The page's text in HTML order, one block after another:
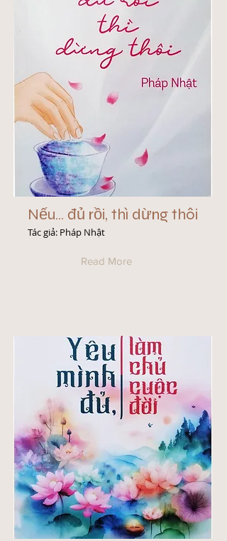
Nếu... đủ rồi, thì dừng thôi
Tác giả: Pháp Nhật
Read More